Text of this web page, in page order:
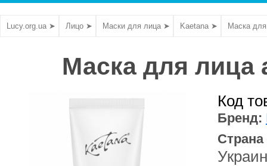
Lucy.org.ua ➤ Лицо ➤ Маски для лица ➤ Kaetana ➤ Маска
Маска для лица
Код
Бренд: